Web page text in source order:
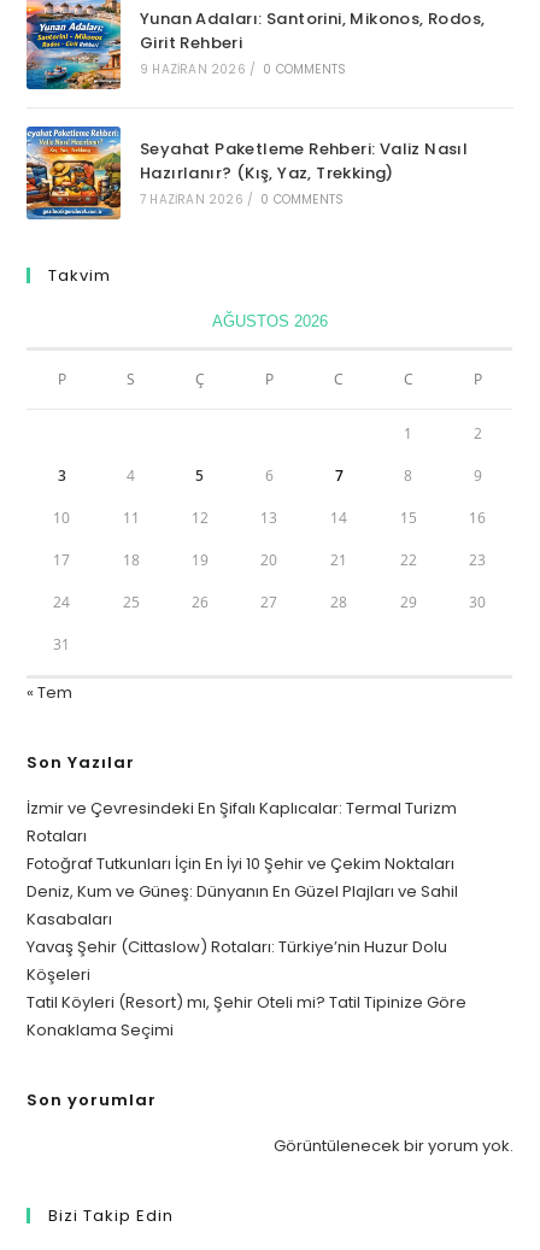
Yunan Adaları: Santorini, Mikonos, Rodos,
Girit Rehberi
9 HAZIRAN 2026 / 0 COMMENTS
Seyahat Paketleme Rehberi: Valiz Nasıl
Hazırlanır? (Kış, Yaz, Trekking)
7 HAZIRAN 2026 / 0 COMMENTS
Takvim
AĞUSTOS 2026
P S Ç P C C P
1 2
3 4 5 6 7 8 9
10 11 12 13 14 15 16
17 18 19 20 21 22 23
24 25 26 27 28 29 30
31
« Tem
Son Yazılar
İzmir ve Çevresindeki En Şifalı Kaplıcalar: Termal Turizm
Rotaları
Fotoğraf Tutkunları İçin En İyi 10 Şehir ve Çekim Noktaları
Deniz, Kum ve Güneş: Dünyanın En Güzel Plajları ve Sahil
Kasabaları
Yavaş Şehir (Cittaslow) Rotaları: Türkiye’nin Huzur Dolu
Köşeleri
Tatil Köyleri (Resort) mı, Şehir Oteli mi? Tatil Tipinize Göre
Konaklama Seçimi
Son yorumlar
Görüntülenecek bir yorum yok.
Bizi Takip Edin